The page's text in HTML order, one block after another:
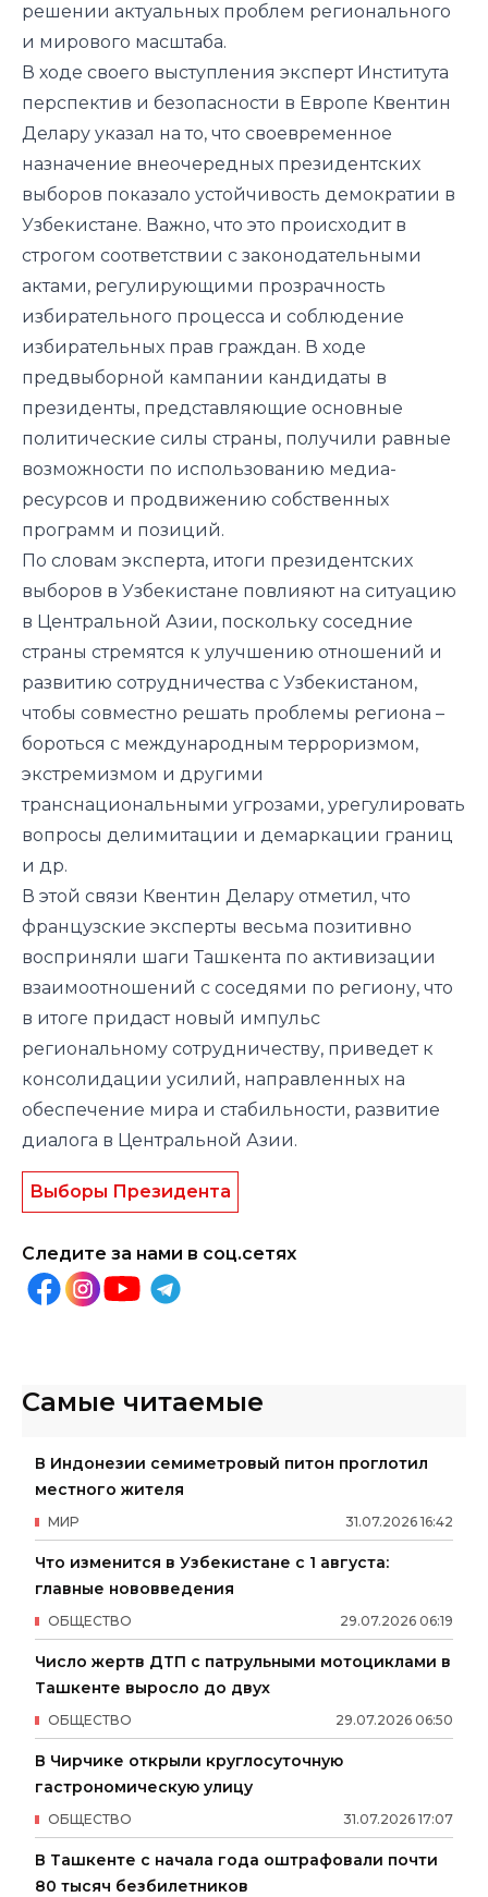
решении актуальных проблем регионального
и мирового масштаба.
В ходе своего выступления эксперт Института
перспектив и безопасности в Европе Квентин
Делару указал на то, что своевременное
назначение внеочередных президентских
выборов показало устойчивость демократии в
Узбекистане. Важно, что это происходит в
строгом соответствии с законодательными
актами, регулирующими прозрачность
избирательного процесса и соблюдение
избирательных прав граждан. В ходе
предвыборной кампании кандидаты в
президенты, представляющие основные
политические силы страны, получили равные
возможности по использованию медиа-
ресурсов и продвижению собственных
программ и позиций.
По словам эксперта, итоги президентских
выборов в Узбекистане повлияют на ситуацию
в Центральной Азии, поскольку соседние
страны стремятся к улучшению отношений и
развитию сотрудничества с Узбекистаном,
чтобы совместно решать проблемы региона –
бороться с международным терроризмом,
экстремизмом и другими
транснациональными угрозами, урегулировать
вопросы делимитации и демаркации границ
и др.
В этой связи Квентин Делару отметил, что
французские эксперты весьма позитивно
восприняли шаги Ташкента по активизации
взаимоотношений с соседями по региону, что
в итоге придаст новый импульс
региональному сотрудничеству, приведет к
консолидации усилий, направленных на
обеспечение мира и стабильности, развитие
диалога в Центральной Азии.
Выборы Президента
Следите за нами в соц.сетях
Самые читаемые
В Индонезии семиметровый питон проглотил
местного жителя
31.07.2026 16:42
МИР
Что изменится в Узбекистане с 1 августа:
главные нововведения
29.07.2026 06:19
ОБЩЕСТВО
Число жертв ДТП с патрульными мотоциклами в
Ташкенте выросло до двух
29.07.2026 06:50
ОБЩЕСТВО
В Чирчике открыли круглосуточную
гастрономическую улицу
31.07.2026 17:07
ОБЩЕСТВО
В Ташкенте с начала года оштрафовали почти
80 тысяч безбилетников